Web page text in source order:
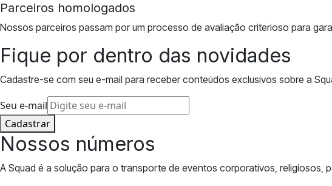
Parceiros homologados
Nossos parceiros passam por um processo de avaliação criterioso para
Fique por dentro das novidades
Cadastre-se com seu e-mail para receber conteúdos exclusivos sobre a
Seu e-mail
Cadastrar
Nossos números
A Squad é a solução para o transporte de eventos corporativos, religiosos,